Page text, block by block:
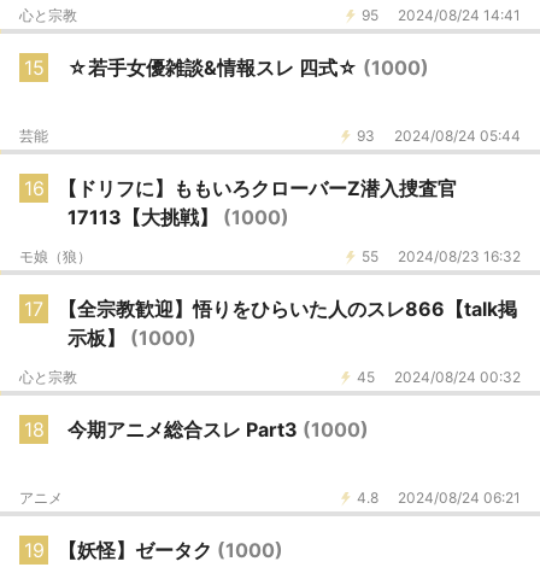
95 2024/08/24 14:41
心と宗教
15 ☆若手女優雑談&情報スレ 四式☆ (1000)
93 2024/08/24 05:44
芸能
16
【ドリフに】ももいろクローバーZ潜入捜査官
17113【大挑戦】 (1000)
55 2024/08/23 16:32
モ娘（狼）
17
【全宗教歓迎】悟りをひらいた人のスレ866【talk掲
示板】 (1000)
45 2024/08/24 00:32
心と宗教
18 今期アニメ総合スレ Part3 (1000)
4.8 2024/08/24 06:21
アニメ
19 【妖怪】ゼータク (1000)